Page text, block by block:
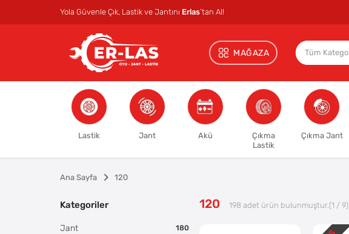
Yola Güvenle Çık, Lastik ve Jantını Erlas’tan Al!
MAĞAZA
Lastik Jant Akü
Çıkma
Lastik
Çıkma Jant
Ana Sayfa 120
120 198 adet ürün bulunmuştur.(1 / 9)
Kategoriler
Jant 180